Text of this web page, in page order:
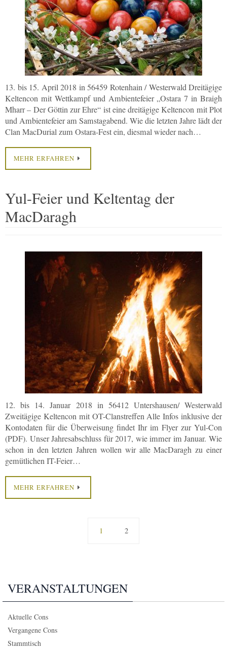
13. bis 15. April 2018 in 56459 Rotenhain / Westerwald Dreitägige
Keltencon mit Wettkampf und Ambientefeier „Ostara 7 in Braigh
Mharr – Der Göttin zur Ehre“ ist eine dreitägige Keltencon mit Plot
und Ambientefeier am Samstagabend. Wie die letzten Jahre lädt der
Clan MacDurial zum Ostara-Fest ein, diesmal wieder nach…
MEHR ERFAHREN
Yul-Feier und Keltentag der
MacDaragh
12. bis 14. Januar 2018 in 56412 Untershausen/ Westerwald
Zweitägige Keltencon mit OT-Clanstreffen Alle Infos inklusive der
Kontodaten für die Überweisung findet Ihr im Flyer zur Yul-Con
(PDF). Unser Jahresabschluss für 2017, wie immer im Januar. Wie
schon in den letzten Jahren wollen wir alle MacDaragh zu einer
gemütlichen IT-Feier…
MEHR ERFAHREN
1 2
VERANSTALTUNGEN
Aktuelle Cons
Vergangene Cons
Stammtisch